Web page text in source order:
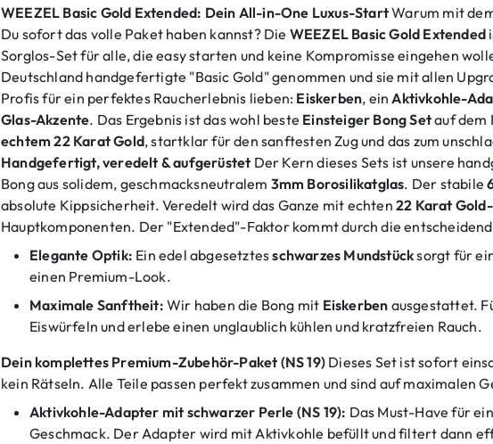
WEEZEL Basic Gold Extended: Dein All-in-One Luxus-StartWarum mit
Du sofort das volle Paket haben kannst? Die WEEZEL Basic Gold Extended
Sorglos-Set für alle, die easy starten und keine Kompromisse eingehen
Deutschland handgefertigte "Basic Gold" genommen und sie mit allen
Profis für ein perfektes Raucherlebnis lieben: Eiskerben, einAktivkohle-
Glas-Akzente. Das Ergebnis ist das wohl beste Einsteiger Bong Setauf dem
echtem 22 Karat Gold, startklar für den sanftesten Zug und das zum
Handgefertigt, veredelt & aufgerüstet Der Kern dieses Sets ist unsere
Bong aus solidem, geschmacksneutralem 3mm Borosilikatglas. Der stabile
absolute Kippsicherheit. Veredelt wird das Ganze mit echten22 Karat
Hauptkomponenten. Der "Extended"-Faktor kommt durch die
Elegante Optik: Ein edel abgesetztesschwarzes Mundstücksorgt für
einen Premium-Look.
Maximale Sanftheit: Wir haben die Bong mit Eiskerben ausgestattet.
Eiswürfeln und erlebe einen unglaublich kühlen und kratzfreien Rauch.
Dein komplettes Premium-Zubehör-Paket (NS 19) Dieses Set ist sofort
kein Rätseln. Alle Teile passen perfekt zusammen und sind auf maximalen
Aktivkohle-Adapter mit schwarzer Perle (NS 19): Das Must-Have für
Geschmack. Der Adapter wird mit Aktivkohle befüllt und filtert dann